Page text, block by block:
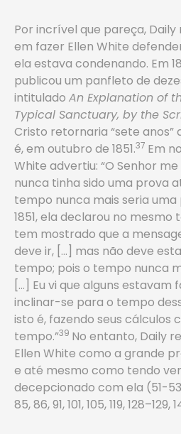
Por incrível que pareça,
em fazer Ellen White
ela estava condenando. Em
publicou um panfleto de
intitulado An Explanation of
Typical Sanctuary, by the
Cristo retornaria “sete anos”
é, em outubro de 1851.37 Em
White advertiu: “O Senhor
nunca tinha sido uma prova
tempo nunca mais seria uma
1851, ela declarou no mesmo
tem mostrado que a
deve ir, […] mas não deve
tempo; pois o tempo nunca
[…] Eu vi que alguns estavam
inclinar-se para o tempo
isto é, fazendo seus cálculos
tempo.”39 No entanto, Daily
Ellen White como a grande
e até mesmo como tendo
decepcionado com ela (51-
85, 86, 91, 101, 105, 119, 128–129,